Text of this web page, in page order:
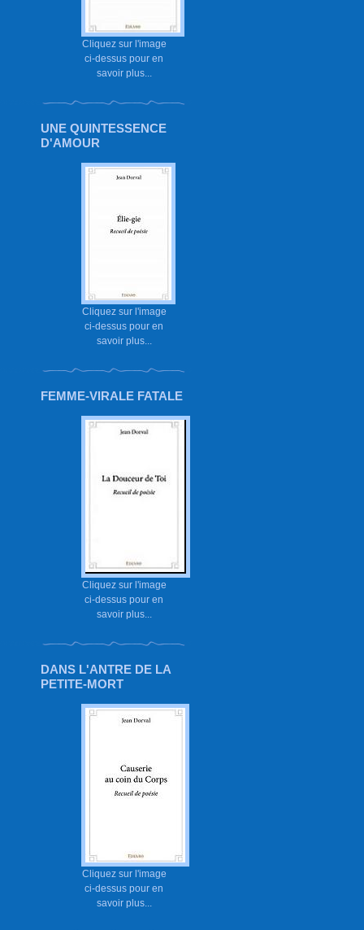
Cliquez sur l'image
ci-dessus pour en
savoir plus...
UNE QUINTESSENCE
D'AMOUR
Cliquez sur l'image
ci-dessus pour en
savoir plus...
FEMME-VIRALE FATALE
Cliquez sur l'image
ci-dessus pour en
savoir plus...
DANS L'ANTRE DE LA
PETITE-MORT
Cliquez sur l'image
ci-dessus pour en
savoir plus...